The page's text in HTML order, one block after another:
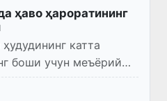
ҳаво ҳароратининг
катта
боши учун меъёрий
юқори бўлган, Эрон
аномал иссиқ